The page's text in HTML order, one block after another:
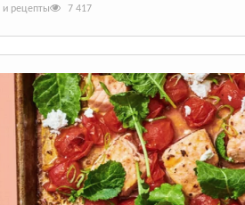
и рецепты 7 417